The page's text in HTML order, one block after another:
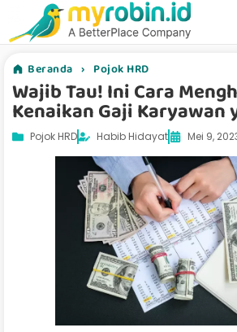
Beranda › Pojok HRD
Wajib Tau! Ini Cara
Kenaikan Gaji Karyawan
Pojok HRD Habib Hidayat Mei 9,